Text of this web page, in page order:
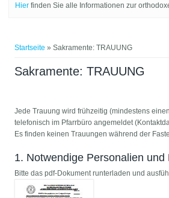
Hier finden Sie alle Informationen zur
Startseite » Sakramente: TRAUUNG
Sakramente: TRAUUNG
Jede Trauung wird frühzeitig (mindestens
telefonisch im Pfarrbüro angemeldet
Es finden keinen Trauungen während der
1. Notwendige Personalien und
Bitte das pdf-Dokument runterladen und